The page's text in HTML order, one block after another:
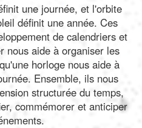
une journée, et l'orbite
définit une année. Ces
de calendriers et
nous aide à organiser les
horloge nous aide à
Ensemble, ils nous
structurée du temps,
commémorer et anticiper